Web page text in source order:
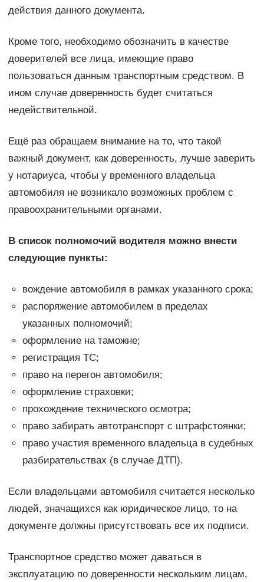
действия данного документа.
Кроме того, необходимо обозначить в качестве
доверителей все лица, имеющие право
пользоваться данным транспортным средством. В
ином случае доверенность будет считаться
недействительной.
Ещё раз обращаем внимание на то, что такой
важный документ, как доверенность, лучше заверить
у нотариуса, чтобы у временного владельца
автомобиля не возникало возможных проблем с
правоохранительными органами.
В список полномочий водителя можно внести
следующие пункты:
вождение автомобиля в рамках указанного срока;
распоряжение автомобилем в пределах
указанных полномочий;
оформление на таможне;
регистрация ТС;
право на перегон автомобиля;
оформление страховки;
прохождение технического осмотра;
право забирать автотранспорт с штрафстоянки;
право участия временного владельца в судебных
разбирательствах (в случае ДТП).
Если владельцами автомобиля считается несколько
людей, значащихся как юридическое лицо, то на
документе должны присутствовать все их подписи.
Транспортное средство может даваться в
эксплуатацию по доверенности нескольким лицам,